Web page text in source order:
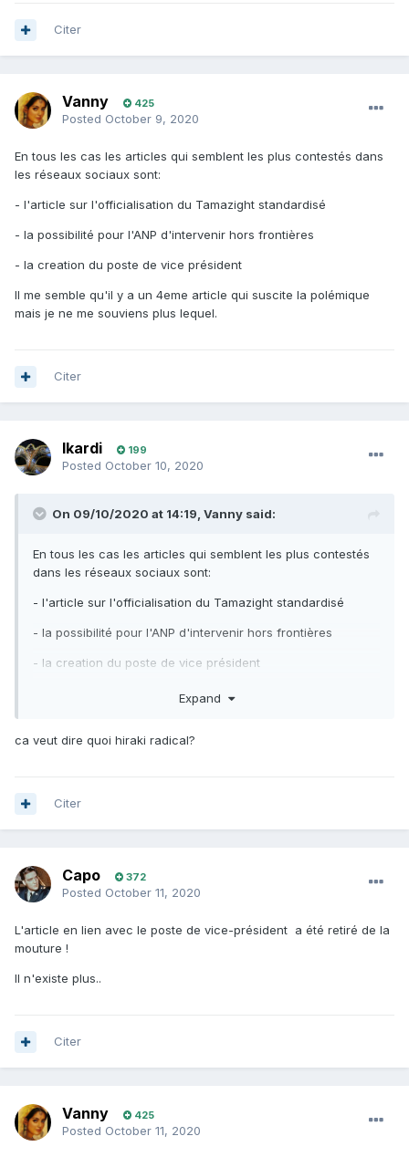
Citer
Vanny 425
Posted October 9, 2020
En tous les cas les articles qui semblent les plus contestés dans
les réseaux sociaux sont:
- l'article sur l'officialisation du Tamazight standardisé
- la possibilité pour l'ANP d'intervenir hors frontières
- la creation du poste de vice président
Il me semble qu'il y a un 4eme article qui suscite la polémique
mais je ne me souviens plus lequel.
Citer
Ikardi 199
Posted October 10, 2020
On 09/10/2020 at 14:19, Vanny said:
En tous les cas les articles qui semblent les plus contestés
dans les réseaux sociaux sont:
- l'article sur l'officialisation du Tamazight standardisé
- la possibilité pour l'ANP d'intervenir hors frontières
- la creation du poste de vice président
Il me semble qu'il y a un 4eme article qui suscite la
Expand
ca veut dire quoi hiraki radical?
Citer
Capo 372
Posted October 11, 2020
L'article en lien avec le poste de vice-président a été retiré de la
mouture !
Il n'existe plus..
Citer
Vanny 425
Posted October 11, 2020